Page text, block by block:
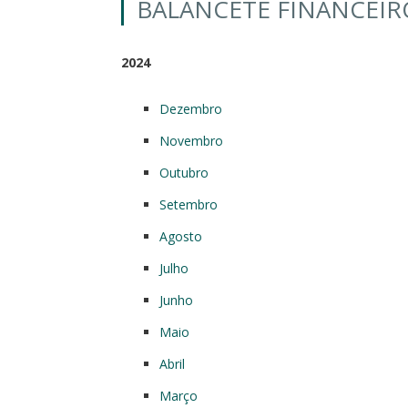
BALANCETE
2024
Dezembro
Novembro
Outubro
Setembro
Agosto
Julho
Junho
Maio
Abril
Março